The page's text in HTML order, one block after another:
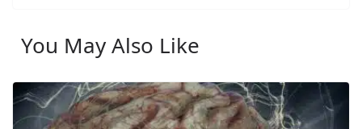
You May Also Like